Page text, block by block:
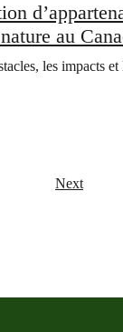
au
les impacts
Next